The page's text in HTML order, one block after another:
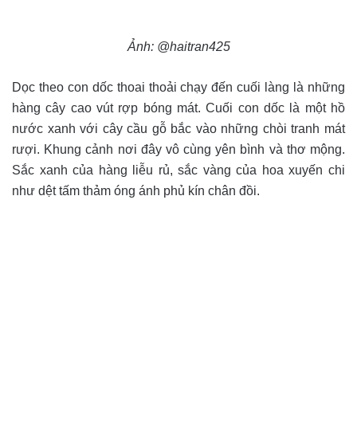
Ảnh: @haitran425
Dọc theo con dốc thoai thoải chạy đến cuối làng là những
hàng cây cao vút rợp bóng mát. Cuối con dốc là một hồ
nước xanh với cây cầu gỗ bắc vào những chòi tranh mát
rượi. Khung cảnh nơi đây vô cùng yên bình và thơ mộng.
Sắc xanh của hàng liễu rủ, sắc vàng của hoa xuyến chi
như dệt tấm thảm óng ánh phủ kín chân đồi.